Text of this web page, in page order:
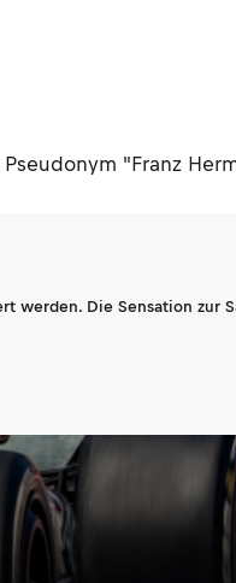
"Franz
werden. Die Sensation zur